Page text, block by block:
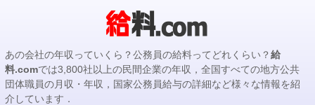
あの会社の年収っていくら？公務員の給料ってどれくらい？給
料.comでは3,800社以上の民間企業の年収，全国すべての地方公共
団体職員の月収・年収，国家公務員給与の詳細など様々な情報を紹
介しています．